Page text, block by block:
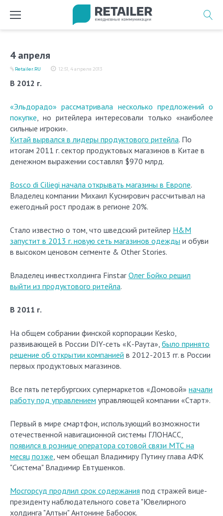
4 апреля
12:51, 4 апреля 2013
Retailer.RU
В 2012 г.
«Эльдорадо» рассматривала несколько предложений о
покупке, но ритейлера интересовали только «наиболее
сильные игроки».
Китай вырвался в лидеры продуктового ритейла. По
итогам 2011 г. сектор продуктовых магазинов в Китае в
денежном выражении составлял $970 млрд.
Bosco di Ciliegi начала открывать магазины в Европе.
Владелец компании Михаил Куснирович рассчитывал на
ежегодный рост продаж в регионе 20%.
Стало известно о том, что шведский ритейлер H&M
запустит в 2013 г. новую сеть магазинов одежды и обуви
в высоком ценовом сегменте & Other Stories.
Владелец инвестхолдинга Finstar Олег Бойко решил
выйти из продуктового ритейла.
В 2011 г.
На общем собрании финской корпорации Kesko,
развивающей в России DIY-сеть «К-Раута», было принято
решение об открытии компанией в 2012-2013 гг. в России
первых продуктовых магазинов.
Все пять петербургских супермаркетов «Домовой» начали
работу под управлением управляющей компании «Старт».
Первый в мире смартфон, использующий возможности
отечественной навигационной системы ГЛОНАСС,
появился в рознице оператора сотовой связи МТС на
месяц позже, чем обещал Владимиру Путину глава АФК
"Система" Владимир Евтушенков.
Мосгорсуд продлил срок содержания под стражей вице-
президенту наблюдательного совета "Ювелирного
холдинга "Алтын" Антонине Бабосюк.